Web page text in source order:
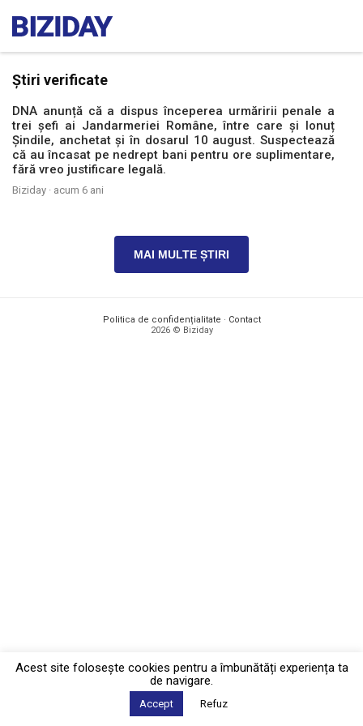
Știri verificate
DNA anunță că a dispus începerea urmăririi penale a
trei șefi ai Jandarmeriei Române, între care și Ionuț
Șindile, anchetat și în dosarul 10 august. Suspectează
că au încasat pe nedrept bani pentru ore suplimentare,
fără vreo justificare legală.
Biziday · acum 6 ani
MAI MULTE ȘTIRI
Politica de confidențialitate · Contact
2026 © Biziday
Acest site foloseşte cookies pentru a îmbunătăți experiența ta
de navigare.
Accept Refuz